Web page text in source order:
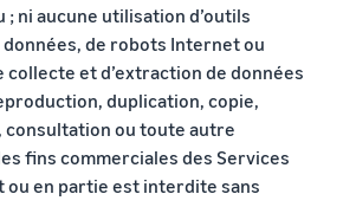
ni aucune utilisation d’outils
données, de robots Internet ou
et d’extraction de données
duplication, copie,
ou toute autre
fins commerciales des Services
ou en partie est interdite sans